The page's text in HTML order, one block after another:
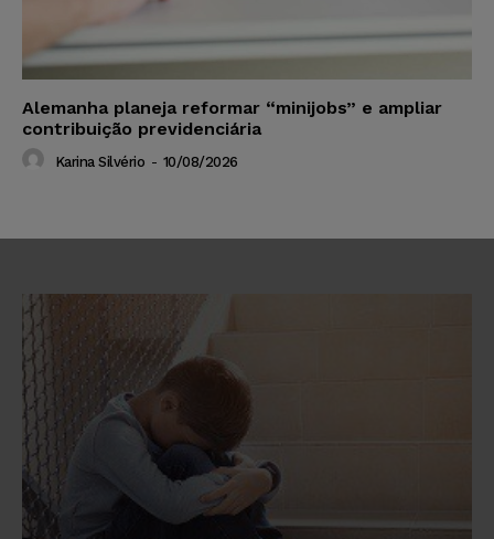
Alemanha planeja reformar “minijobs” e ampliar
contribuição previdenciária
Karina Silvério - 10/08/2026